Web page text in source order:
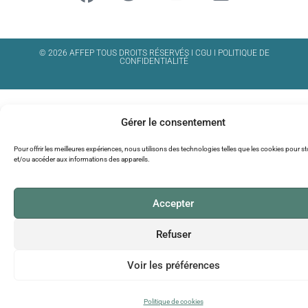
Gérer le consentement
Pour offrir les meilleures expériences, nous utilisons des technologies telles que les cookies pour
et/ou accéder aux informations des appareils.
Accepter
Refuser
Voir les préférences
Politique de cookies
© 2026 AFFEP TOUS DROITS RÉSERVÉS I CGU
POLITIQUE DE
CONFIDENTIALITÉ